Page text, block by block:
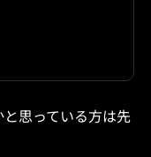
思っている方は先